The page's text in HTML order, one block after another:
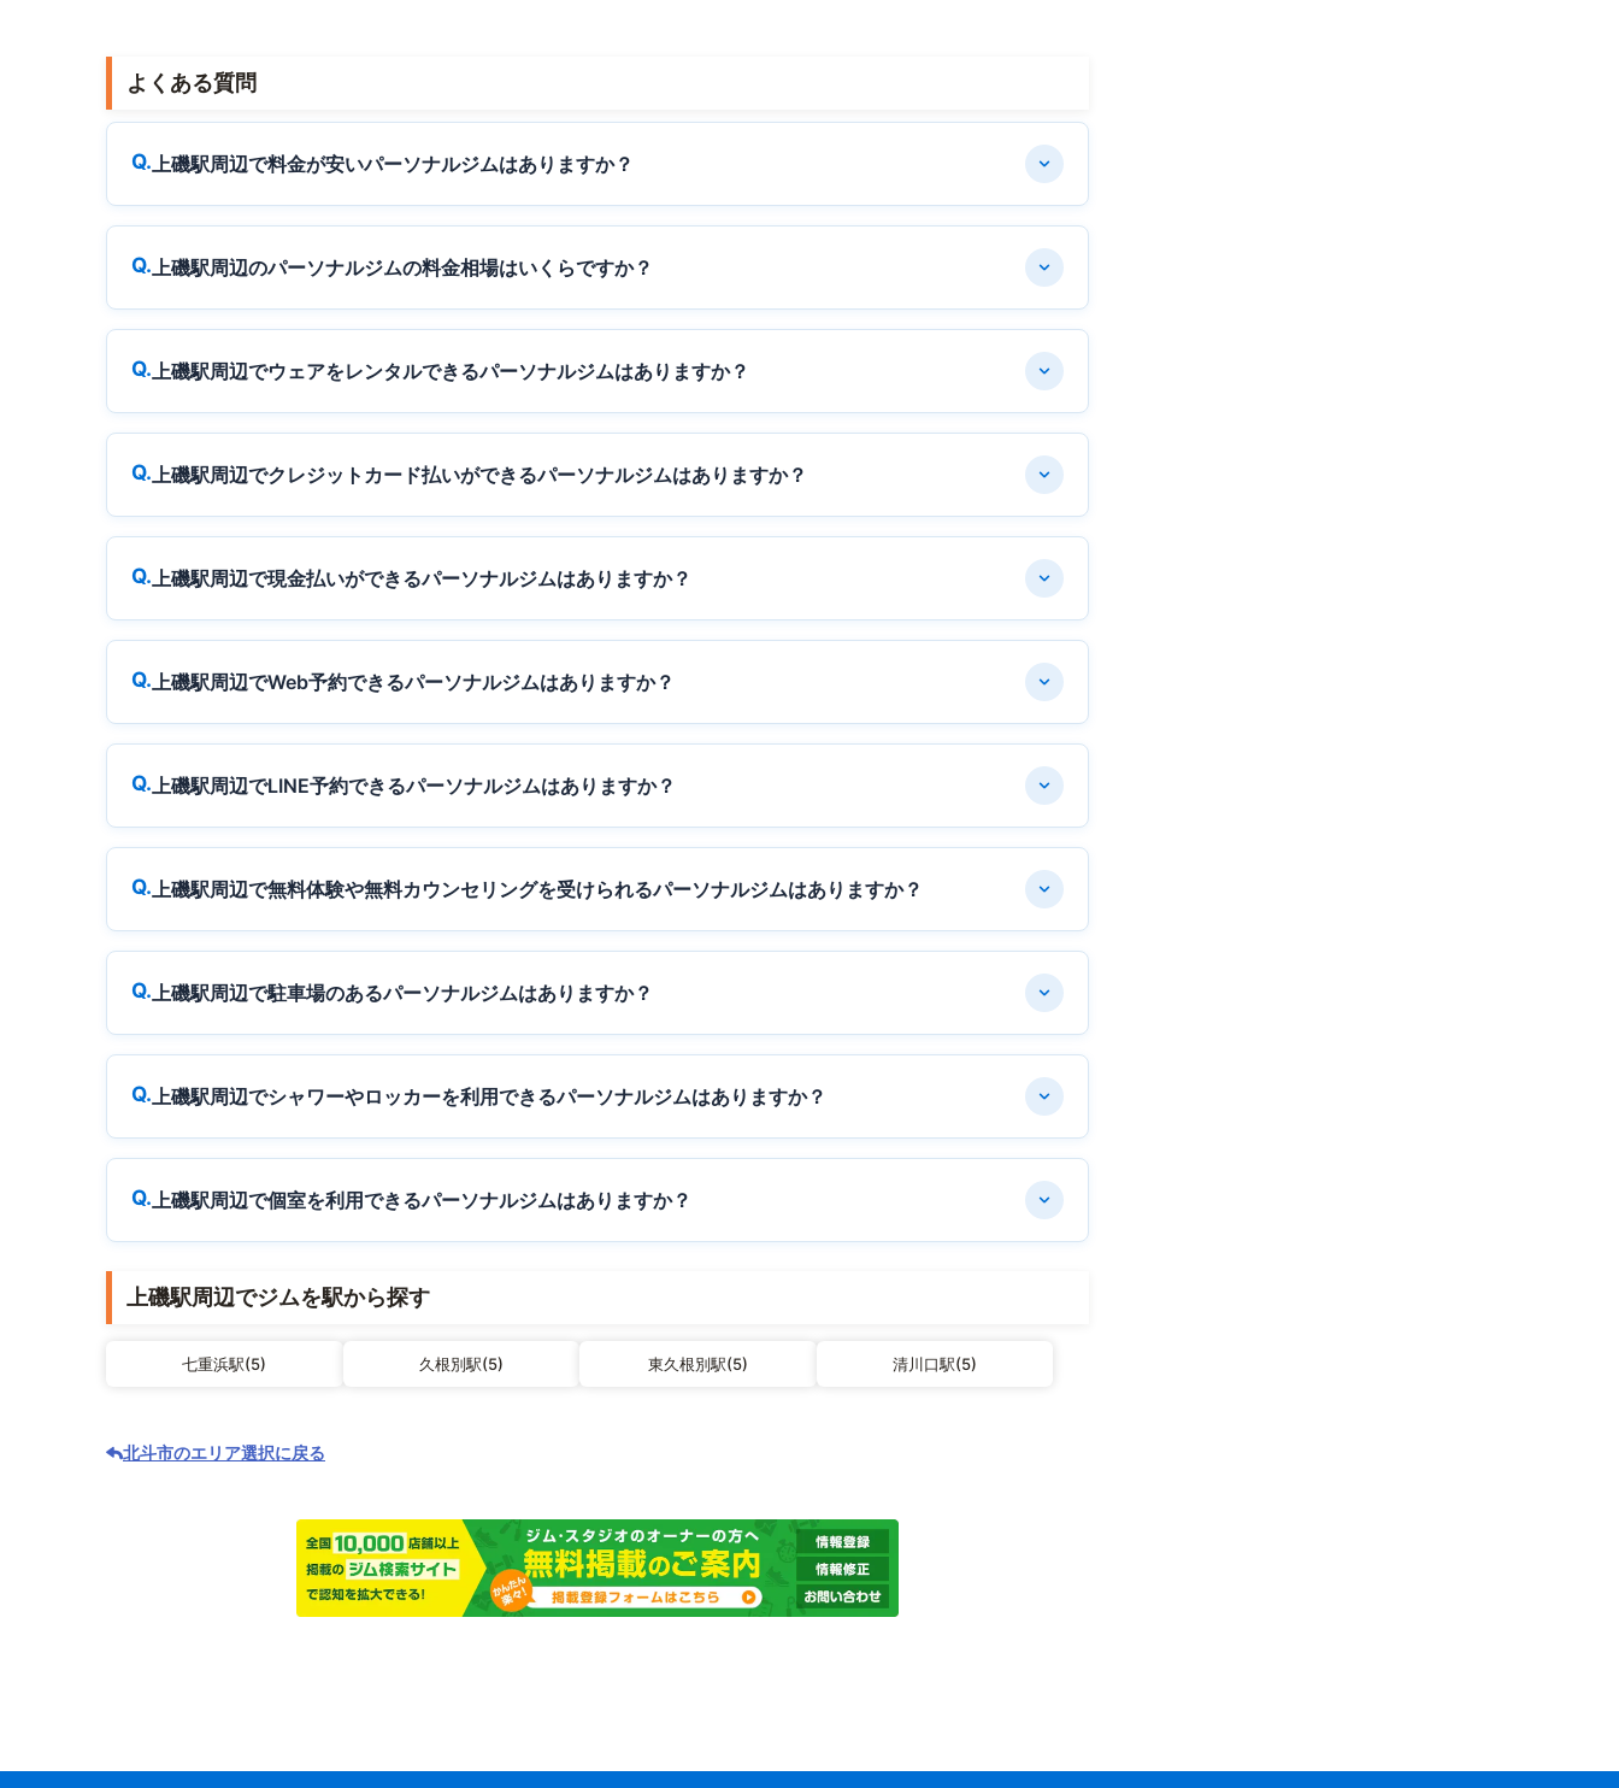
よくある質問
上磯駅周辺で料金が安いパーソナルジムはありますか？
上磯駅周辺のパーソナルジムの料金相場はいくらですか？
上磯駅周辺でウェアをレンタルできるパーソナルジムはありますか？
上磯駅周辺でクレジットカード払いができるパーソナルジムはありますか？
上磯駅周辺で現金払いができるパーソナルジムはありますか？
上磯駅周辺でWeb予約できるパーソナルジムはありますか？
上磯駅周辺でLINE予約できるパーソナルジムはありますか？
上磯駅周辺で無料体験や無料カウンセリングを受けられるパーソナルジムはありますか？
上磯駅周辺で駐車場のあるパーソナルジムはありますか？
上磯駅周辺でシャワーやロッカーを利用できるパーソナルジムはありますか？
上磯駅周辺で個室を利用できるパーソナルジムはありますか？
上磯駅周辺でジムを駅から探す
七重浜駅(5) 久根別駅(5) 東久根別駅(5) 清川口駅(5)
北斗市のエリア選択に戻る